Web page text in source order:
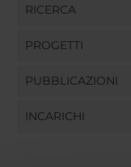
RICERCA
PROGETTI
PUBBLICAZIONI
INCARICHI